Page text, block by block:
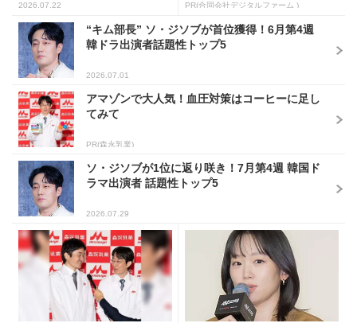
2026.07.22 PR(合同会社デジタルファーム )
“キム部長” ソ・ジソブが首位獲得！6月第4週
韓ドラ出演者話題性トップ5
2026.07.01
アマゾンで大人気！血圧対策はコーヒーに足し
てみて
PR(森永乳業)
ソ・ジソブが1位に返り咲き！7月第4週 韓国ド
ラマ出演者 話題性トップ5
2026.07.29